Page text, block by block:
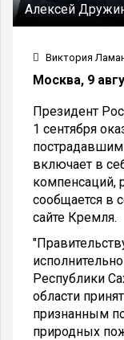
Алексей
Виктория
Москва, 9
Президент
1 сентября
включает в
компенсаций,
сообщается в
сайте Кремля.
Республики
области
признанным
природных